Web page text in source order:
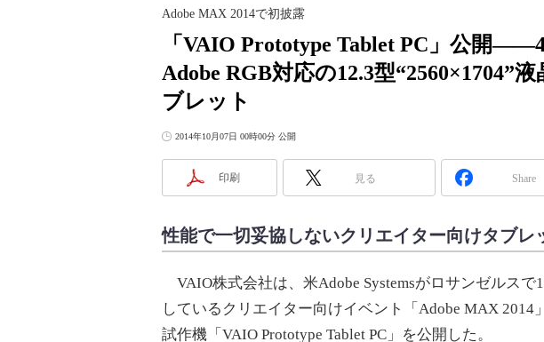
「VAIO Prototype Tablet PC」公開
Adobe RGB対応の12.3型“2560×1704”
ブレット
Adobe MAX 2014で初披露
2014年10月07日 00時00分 公開
印刷 見る Share
性能で一切妥協しないクリエイター向けタブレ
VAIO株式会社は、米Adobe Systemsがロサンゼルスで
しているクリエイター向けイベント「Adobe MAX 2014
試作機「VAIO Prototype Tablet PC」を公開した。